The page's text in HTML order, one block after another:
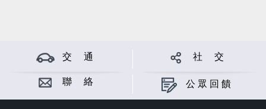
交 通 社 交
聯 絡 公眾回饋